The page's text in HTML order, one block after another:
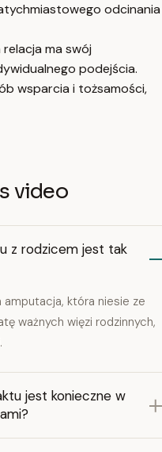
odcinania
ma swój
podejścia.
wsparcia i tożsamości,
video
z rodzicem jest tak
która niesie ze
ważnych więzi rodzinnych,
jest konieczne w